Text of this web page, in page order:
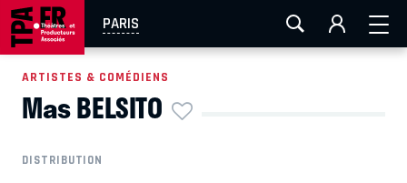
PARIS
AIX-MARSEILLE LA ROCHELLE
EN TOURNÉE
ARTISTES & COMÉDIENS
Mas BELSITO
DISTRIBUTION